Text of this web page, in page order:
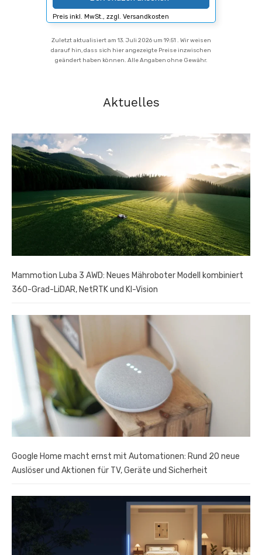
Preis inkl. MwSt., zzgl. Versandkosten
Zuletzt aktualisiert am 13. Juli 2026 um 19:51 . Wir weisen
darauf hin, dass sich hier angezeigte Preise inzwischen
geändert haben können. Alle Angaben ohne Gewähr.
Aktuelles
Mammotion Luba 3 AWD: Neues Mähroboter Modell kombiniert
360-Grad-LiDAR, NetRTK und KI-Vision
Google Home macht ernst mit Automationen: Rund 20 neue
Auslöser und Aktionen für TV, Geräte und Sicherheit